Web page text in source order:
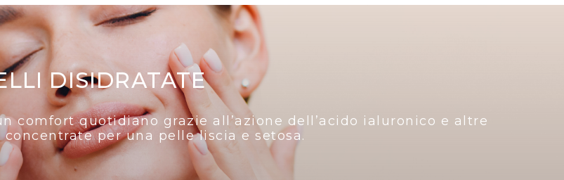
DISIDRATATE
comfort quotidiano grazie all’azione dell’acido ialuronico e altre
per una pelle liscia e setosa.